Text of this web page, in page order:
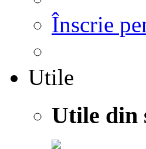
Înscrie
Utile
Utile din